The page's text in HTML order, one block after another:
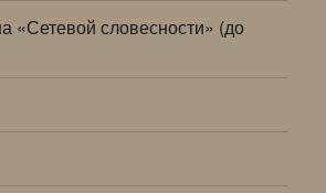
«Сетевой словесности» (до